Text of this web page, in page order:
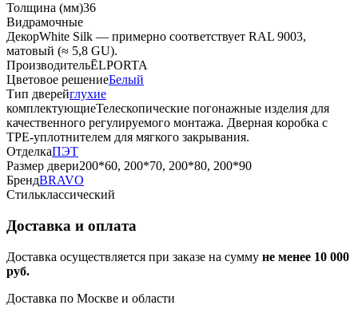
Толщина (мм)36
Видрамочные
ДекорWhite Silk — примерно соответствует RAL 9003,
матовый (≈ 5,8 GU).
ПроизводительĒLPORTA
Цветовое решениеБелый
Тип дверейглухие
комплектующиеТелескопические погонажные изделия для
качественного регулируемого монтажа. Дверная коробка с
TPE-уплотнителем для мягкого закрывания.
ОтделкаПЭТ
Размер двери200*60, 200*70, 200*80, 200*90
БрендBRAVO
Стильклассический
Доставка и оплата
Доставка осуществляется при заказе на сумму не менее 10 000
руб.
Доставка по Москве и области